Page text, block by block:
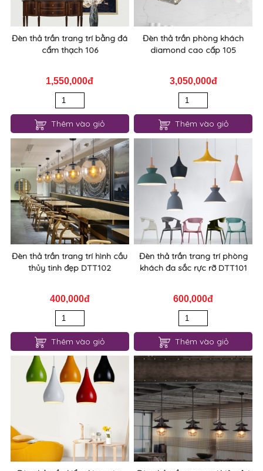
Đèn thả trần trang trí bằng đá
cẩm thạch 106
1,550,000đ
Thêm vào giỏ
Đèn thả trần phòng khách
diamond cao cấp 105
3,050,000đ
Thêm vào giỏ
Đèn thả trần trang trí hình cầu
thủy tinh đẹp DTT102
400,000đ
Thêm vào giỏ
Đèn thả trần trang trí phòng
khách đa sắc rực rỡ DTT101
600,000đ
Thêm vào giỏ